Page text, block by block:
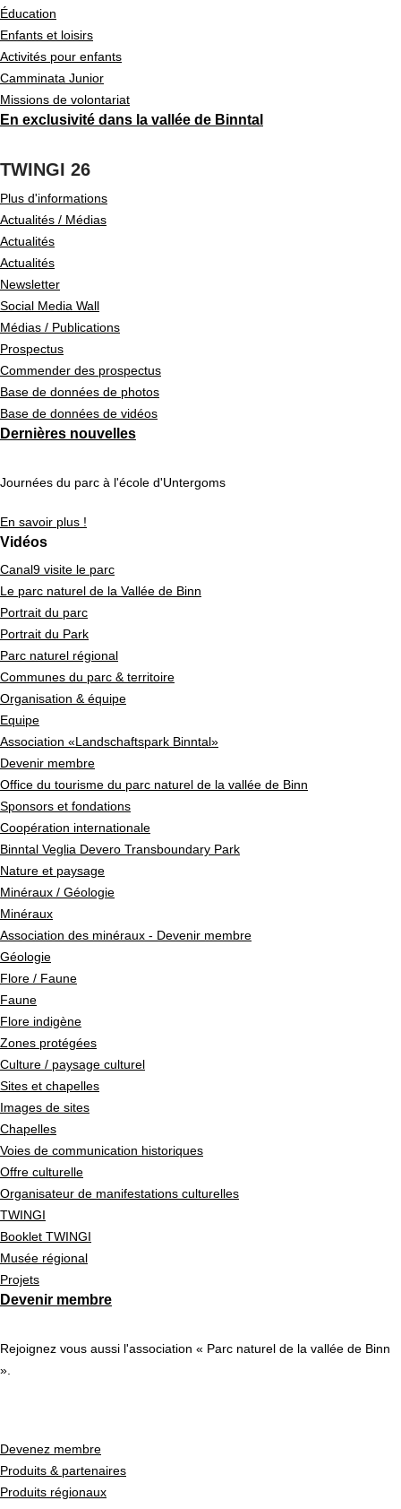
Éducation
Enfants et loisirs
Activités pour enfants
Camminata Junior
Missions de volontariat
En exclusivité dans la vallée de Binntal
TWINGI 26
Plus d'informations
Actualités / Médias
Actualités
Actualités
Newsletter
Social Media Wall
Médias / Publications
Prospectus
Commender des prospectus
Base de données de photos
Base de données de vidéos
Dernières nouvelles
Journées du parc à l'école d'Untergoms
En savoir plus !
Vidéos
Canal9 visite le parc
Le parc naturel de la Vallée de Binn
Portrait du parc
Portrait du Park
Parc naturel régional
Communes du parc & territoire
Organisation & équipe
Equipe
Association «Landschaftspark Binntal»
Devenir membre
Office du tourisme du parc naturel de la vallée de Binn
Sponsors et fondations
Coopération internationale
Binntal Veglia Devero Transboundary Park
Nature et paysage
Minéraux / Géologie
Minéraux
Association des minéraux - Devenir membre
Géologie
Flore / Faune
Faune
Flore indigène
Zones protégées
Culture / paysage culturel
Sites et chapelles
Images de sites
Chapelles
Voies de communication historiques
Offre culturelle
Organisateur de manifestations culturelles
TWINGI
Booklet TWINGI
Musée régional
Projets
Devenir membre
Rejoignez vous aussi l'association « Parc naturel de la vallée de Binn
».
Devenez membre
Produits & partenaires
Produits régionaux